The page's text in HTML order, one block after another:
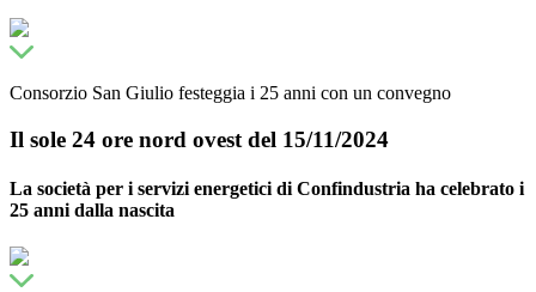
Consorzio San Giulio festeggia i 25 anni con un convegno
Il sole 24 ore nord ovest del 15/11/2024
La società per i servizi energetici di Confindustria ha celebrato i
25 anni dalla nascita